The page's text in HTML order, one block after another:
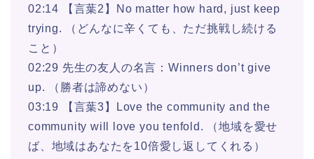
02:14 【言葉2】No matter how hard, just keep
trying. （どんなに辛くても、ただ挑戦し続ける
こと）
02:29 先生の友人の名言：Winners don’t give
up. （勝者は諦めない）
03:19 【言葉3】Love the community and the
community will love you tenfold. （地域を愛せ
ば、地域はあなたを10倍愛し返してくれる）